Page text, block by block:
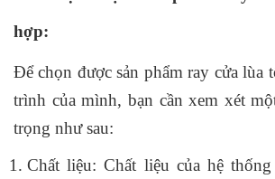
hợp:
Để chọn được sản phẩm ray cửa lùa
trình của mình, bạn cần xem xét
trọng như sau:
Chất liệu: Chất liệu của hệ